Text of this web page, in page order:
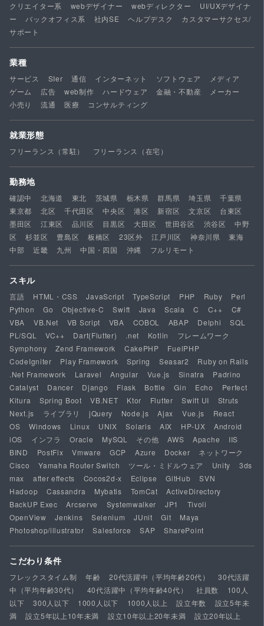
クリエイター系
webデザイナー webディレクター
UI/UXデザイナ
ー
バックオフィス系 社内SE ヘルプデスク
カスタマーサクセス/
サポート
業種
サービス SIer 通信 インターネット ソフトウェア
メディア
ゲーム
広告 web制作 ハードウェア 金融・不動産
メーカー
小売り
流通 医療 コンサルティング
就業形態
フリーランス（常駐） フリーランス（在宅）
勤務地
確認中 北海道 東北 茨城県 栃木県 群馬県 埼玉県
千葉県
東京都
北区 千代田区 中央区 港区 新宿区 文京区
台東区
墨田区
江東区 品川区 目黒区 大田区 世田谷区 渋谷区
中野
区
杉並区 豊島区 板橋区 23区外 江戸川区 神奈川県
東海
中部
近畿 九州 中国・四国 沖縄 フルリモート
スキル
言語 HTML・CSS JavaScript TypeScript PHP Ruby
Perl
Python
Go Objective-C Swift Java Scala C C++
C#
VBA
VB.Net VB Script VBA COBOL ABAP Delphi
SQL
PL/SQL
VC++ Dart(Flutter) .net Kotlin
フレームワーク
Symphony
Zend Framework CakePHP
FuelPHP
CodeIgniter
Play Framework Spring Seasar2
Ruby on Rails
.Net Framework
Laravel Angular Vue.js Sinatra
Padrino
Catalyst
Dancer Django Flask Bottle Gin Echo
Perfect
Kitura
Spring Boot VB.NET Ktor Flutter Swift UI
Struts
Next.js
ライブラリ jQuery Node.js Ajax Vue.js
React
OS
Windows Linux UNIX Solaris AIX HP-UX
Android
iOS
インフラ Oracle MySQL その他 AWS Apache
IIS
BIND
PostFix Vmware GCP Azure Docker
ネットワーク
Cisco
Yamaha Router Switch ツール・ミドルウェア Unity
3ds
max
after effects Cocos2d-x Eclipse GitHub
SVN
Hadoop
Cassandra Mybatis TomCat
ActiveDirectory
BackUP Exec
Arcserve Systemwalker JP1
Tivoli
OpenView
Jenkins Selenium JUnit Git
Maya
Photoshop/illustrator
Salesforce SAP SharePoint
こだわり条件
フレックスタイム制 年齢 20代活躍中（平均年齢20代）
30代活躍
中（平均年齢30代）
40代活躍中（平均年齢40代） 社員数
100人
以下
300人以下 1000人以下 1000人以上 設立年数
設立5年未
満
設立5年以上10年未満 設立10年以上20年未満
設立20年以上